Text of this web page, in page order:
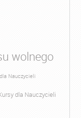
wolnego
Nauczycieli
dla Nauczycieli